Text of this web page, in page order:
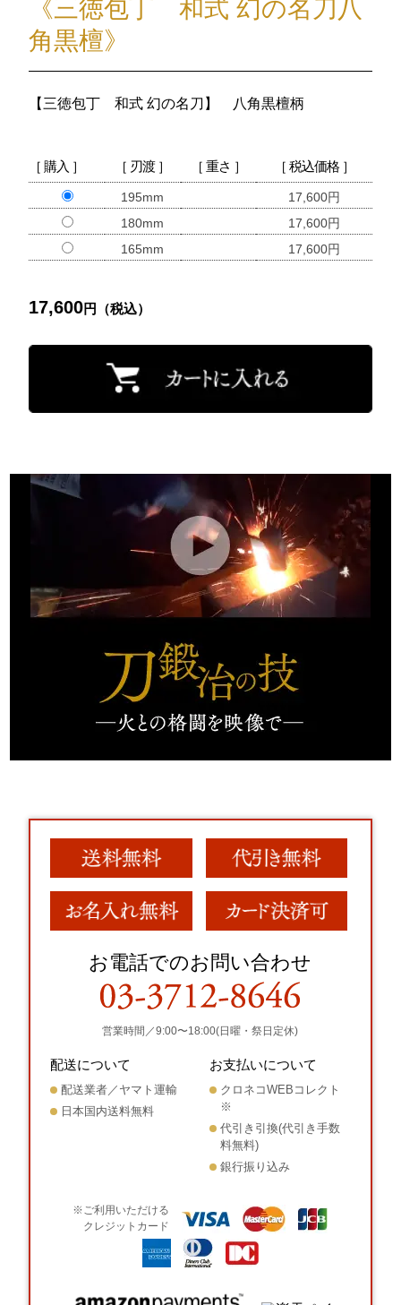
《三徳包丁 和式 幻の名刀八
角黒檀》
【三徳包丁 和式 幻の名刀】 八角黒檀柄
［ 購入 ］ ［ 刃渡 ］ ［ 重さ ］ ［ 税込価格 ］
195mm
17,600円
180mm
17,600円
165mm
17,600円
17,600円（税込）
お電話でのお問い合わせ
営業時間／9:00〜18:00(日曜・祭日定休)
配送について
配送業者／ヤマト運輸
日本国内送料無料
お支払いについて
クロネコWEBコレクト
※
代引き引換(代引き手数
料無料)
銀行振り込み
※ご利用いただける
クレジットカード